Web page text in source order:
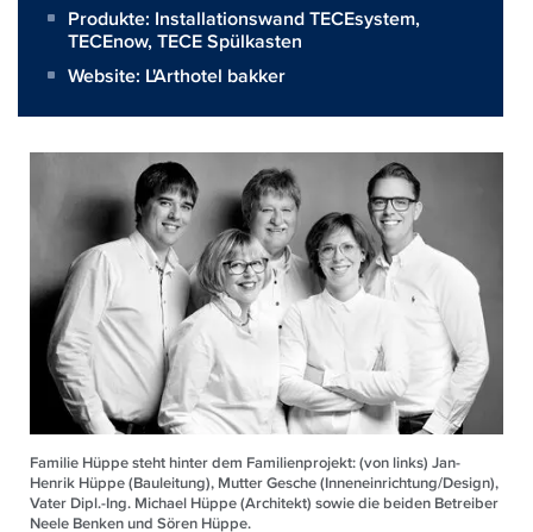
Produkte: Installationswand TECEsystem,
TECEnow,TECE Spülkasten
Website: L'Arthotel bakker
Familie Hüppe steht hinter dem Familienprojekt: (von links) Jan-
Henrik Hüppe (Bauleitung), Mutter Gesche (Inneneinrichtung/Design),
Vater Dipl.-Ing. Michael Hüppe (Architekt) sowie die beiden Betreiber
Neele Benken und Sören Hüppe.